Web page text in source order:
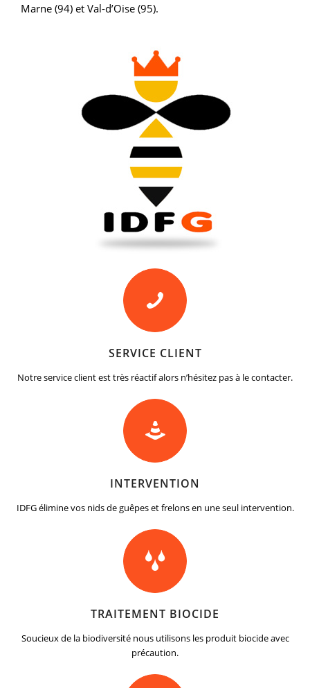
Marne (94) et Val-d’Oise (95).
SERVICE CLIENT
Notre service client est très réactif alors n’hésitez pas à le contacter.
INTERVENTION
IDFG élimine vos nids de guêpes et frelons en une seul intervention.
TRAITEMENT BIOCIDE
Soucieux de la biodiversité nous utilisons les produit biocide avec
précaution.